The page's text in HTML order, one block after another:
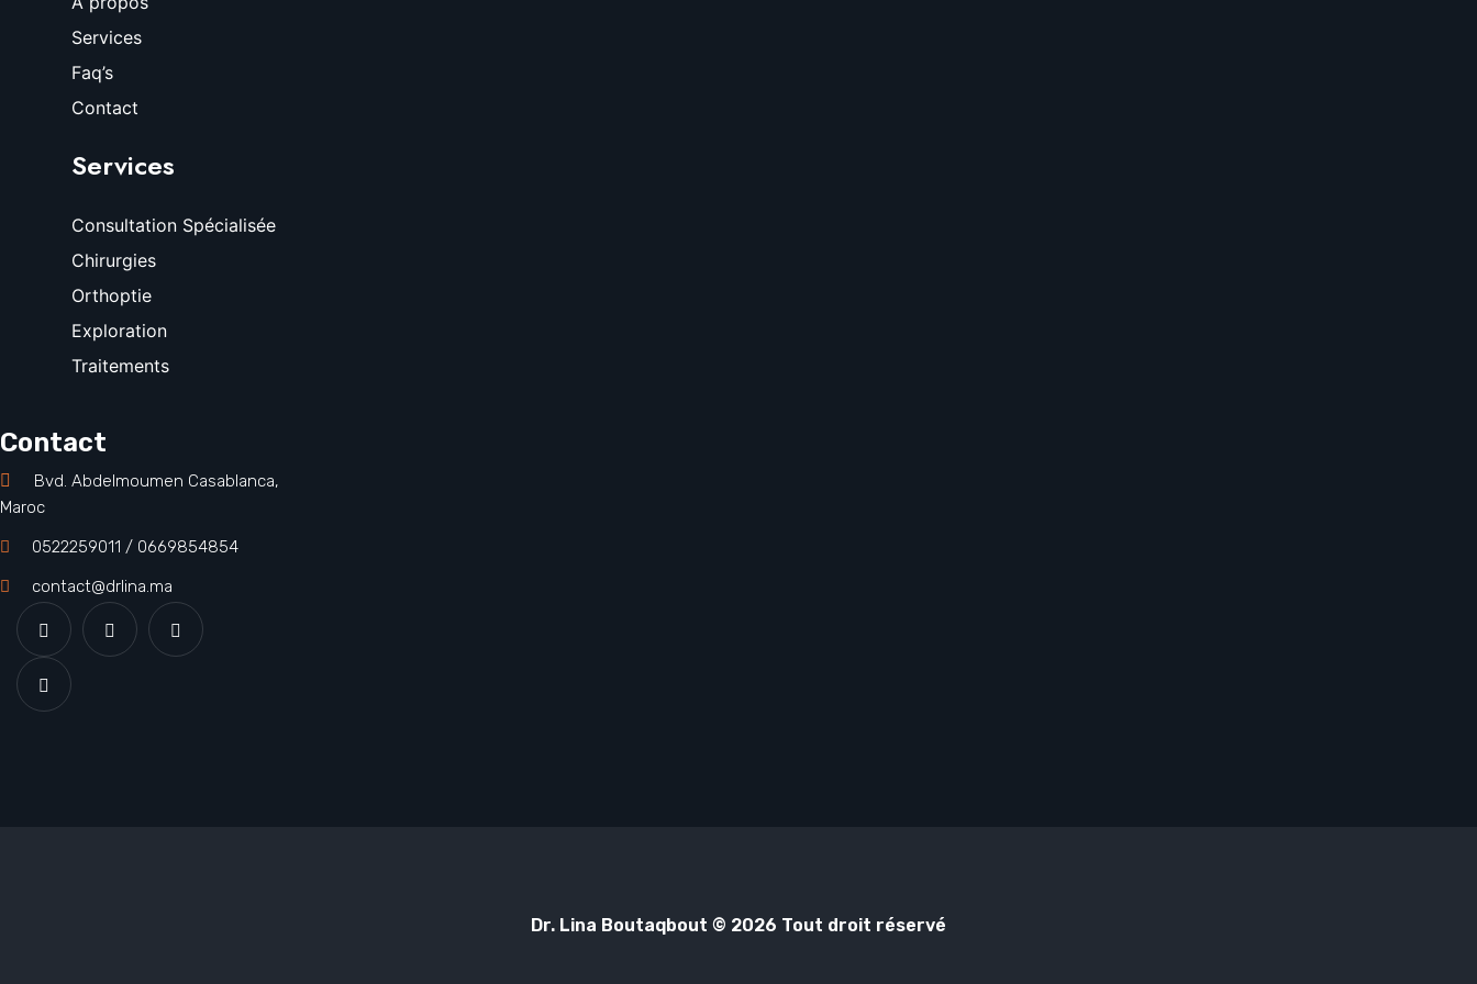
Services
Faq’s
Contact
Services
Consultation Spécialisée
Chirurgies
Orthoptie
Exploration
Traitements
Contact
Bvd. Abdelmoumen Casablanca,
Maroc
0522259011 / 0669854854
contact@drlina.ma
Dr. Lina Boutaqbout © 2026 Tout droit réservé